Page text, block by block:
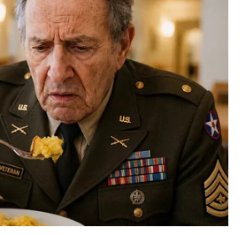
pokazuju iznimne akademske
dobro odgojene mlade djevojke. Za
partnerica koji im svesrdno
Dok je govorio za lifestyle
dijelio uvide u svoje
naglašava da Lola i Mila nisu